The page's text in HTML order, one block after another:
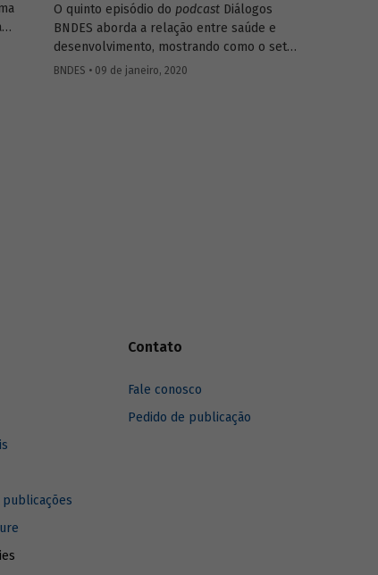
O quinto episódio do podcast Diálogos
BNDES aborda a relação entre saúde e
desenvolvimento, mostrando como o setor
impacta diretamente o bem-estar e a
BNDES • 09 de janeiro, 2020
publicações
Contato
Fale conosco
Pedido de publicação